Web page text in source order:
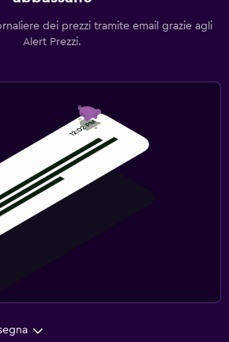
dei prezzi tramite email grazie agli
Alert Prezzi.